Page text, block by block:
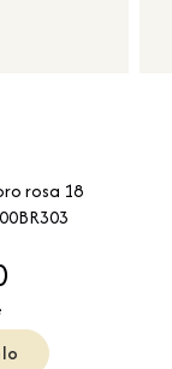
rosa 18